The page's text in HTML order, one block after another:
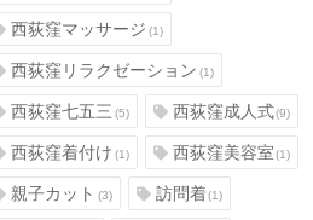
西荻窪マッサージ(1)
西荻窪リラクゼーション(1)
西荻窪七五三(5) 西荻窪成人式(9)
西荻窪着付け(1) 西荻窪美容室(1)
親子カット(3) 訪問着(1)